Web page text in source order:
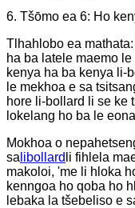
6. Tšōmo ea 6: Ho
Tlhahlobo ea
ha ba latele maemo
kenya ha ba kenya li-
le mekhoa e sa
hore li-bollard li se ke
lokelang ho ba le
Mokhoa o
sa libollard li fihlela
makoloi, 'me li hloka
kenngoa ho qoba ho
lebaka la tšebeliso e